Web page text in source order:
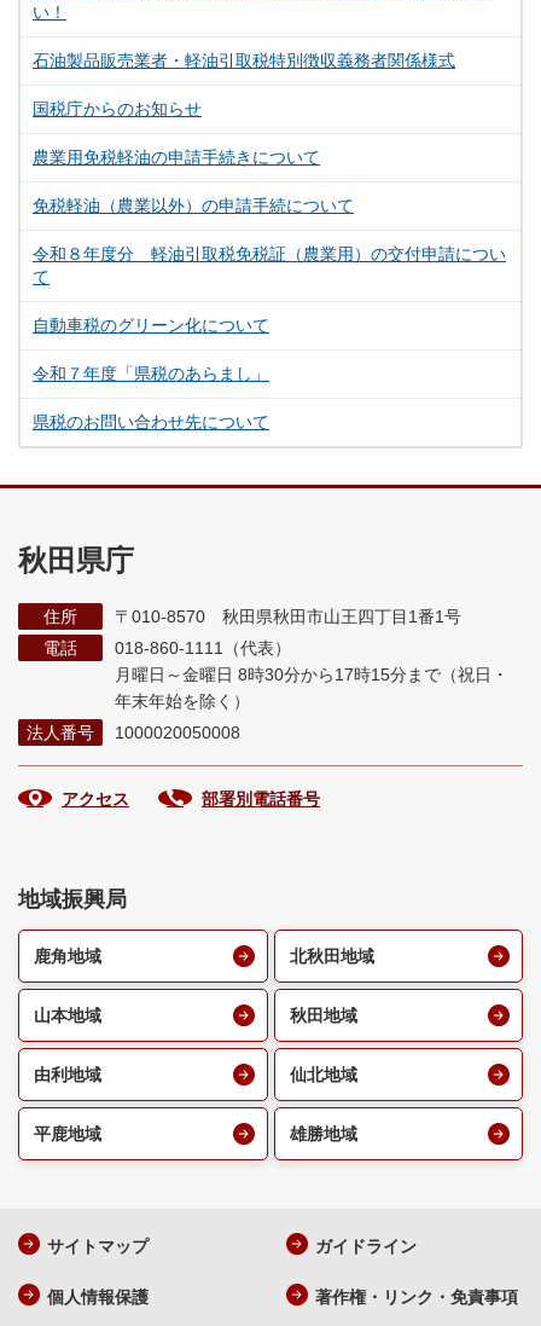
い！
石油製品販売業者・軽油引取税特別徴収義務者関係様式
国税庁からのお知らせ
農業用免税軽油の申請手続きについて
免税軽油（農業以外）の申請手続について
令和８年度分 軽油引取税免税証（農業用）の交付申請につい
て
自動車税のグリーン化について
令和７年度「県税のあらまし」
県税のお問い合わせ先について
秋田県庁
住所
〒010-8570 秋田県秋田市山王四丁目1番1号
電話
018-860-1111（代表）
月曜日～金曜日 8時30分から17時15分まで （祝日・
年末年始を除く）
法人番号
1000020050008
アクセス 部署別電話番号
地域振興局
鹿角地域 北秋田地域
山本地域 秋田地域
由利地域 仙北地域
平鹿地域 雄勝地域
サイトマップ ガイドライン
個人情報保護 著作権・リンク・免責事項